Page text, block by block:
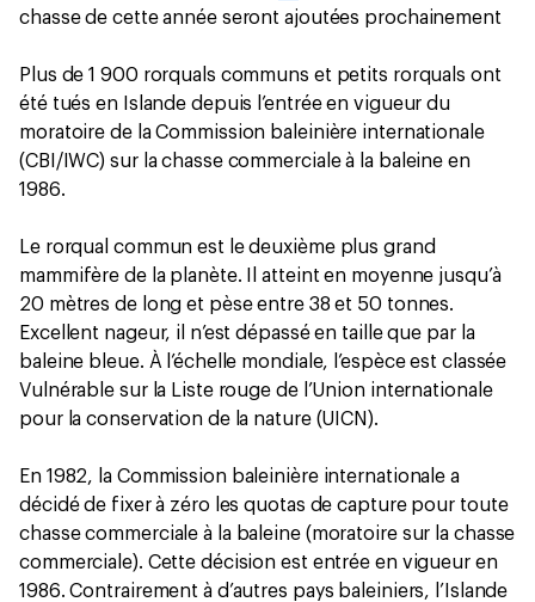
chasse de cette année seront ajoutées prochainement
Plus de 1 900 rorquals communs et petits rorquals ont
été tués en Islande depuis l’entrée en vigueur du
moratoire de la Commission baleinière internationale
(CBI/IWC) sur la chasse commerciale à la baleine en
1986.
Le rorqual commun est le deuxième plus grand
mammifère de la planète. Il atteint en moyenne jusqu’à
20 mètres de long et pèse entre 38 et 50 tonnes.
Excellent nageur, il n’est dépassé en taille que par la
baleine bleue. À l’échelle mondiale, l’espèce est classée
Vulnérable sur la Liste rouge de l’Union internationale
pour la conservation de la nature (UICN).
En 1982, la Commission baleinière internationale a
décidé de fixer à zéro les quotas de capture pour toute
chasse commerciale à la baleine (moratoire sur la chasse
commerciale). Cette décision est entrée en vigueur en
1986. Contrairement à d’autres pays baleiniers, l’Islande